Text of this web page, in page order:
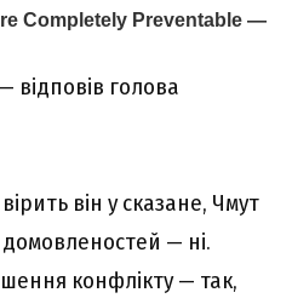
відповів голова
він у сказане, Чмут
домовленостей — ні.
конфлікту — так,